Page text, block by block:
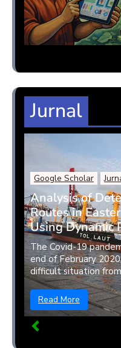
Jurnal
Google Scholar
Analysis of
Routes in
Using Dynamic
The Covid-19
end of February
difficult situation
Read More